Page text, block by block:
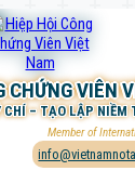
CHỨNG VIÊN
CHÍ – TẠO LẬP NIỀM
Member of